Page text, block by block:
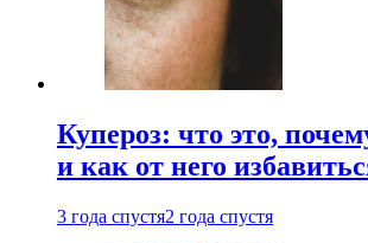
Купероз: что это,
и как от него
3 года спустя2 года спустя